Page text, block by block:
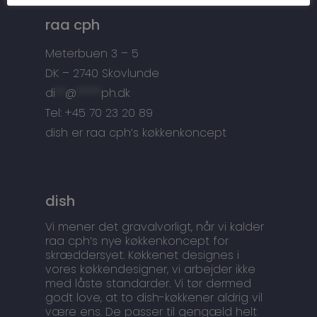
raa cph
Meterbuen 3 – 5
DK – 2740 Skovlunde
di
@
ph.dk
Tel: +45 70 23 20 89
dish er raa cph’s køkkenkoncept
dish
Vi mener det gravalvorligt, når vi kalder
raa cph’s nye køkkenkoncept for
skræddersyet. Køkkenet designes i
vores køkkendesigner, vi arbejder ikke
med låste standarder. Vi tør dermed
godt love, at to dish-køkkener aldrig vil
være ens. De passer til gengæld helt